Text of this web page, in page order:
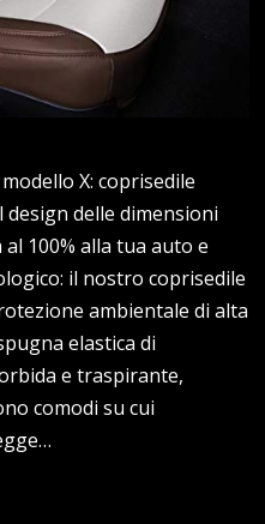
X: coprisedile
delle dimensioni
100% alla tua auto e
il nostro coprisedile
ambientale di alta
elastica di
e traspirante,
comodi su cui